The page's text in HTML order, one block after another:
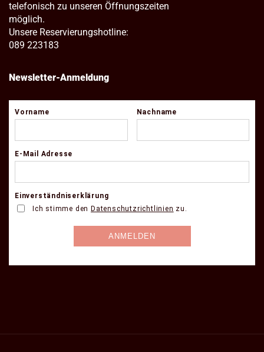
telefonisch zu unseren Öffnungszeiten
möglich.
Unsere Reservierungshotline:
089 223183
Newsletter-Anmeldung